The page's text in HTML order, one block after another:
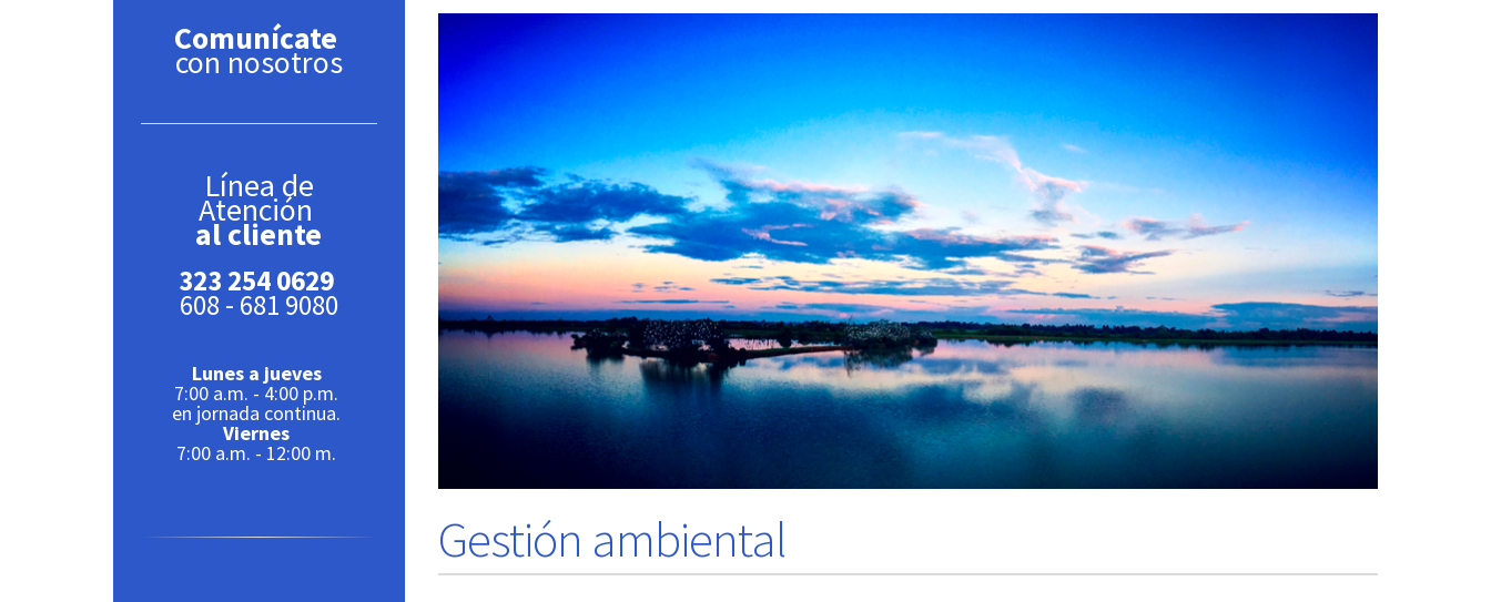
Comunícate
con nosotros
Línea de
Atención
al cliente
323 254 0629
608 - 681 9080
Lunes a jueves
7:00 a.m. - 4:00 p.m.
en jornada continua.
Viernes
7:00 a.m. - 12:00 m.
Gestión ambiental